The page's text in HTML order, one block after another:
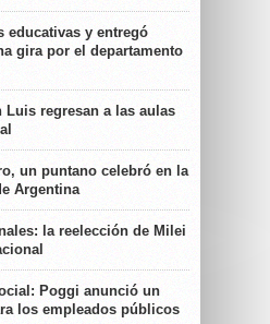
educativas y entregó
gira por el departamento
Luis regresan a las aulas
un puntano celebró en la
Argentina
la reelección de Milei
Poggi anunció un
los empleados públicos